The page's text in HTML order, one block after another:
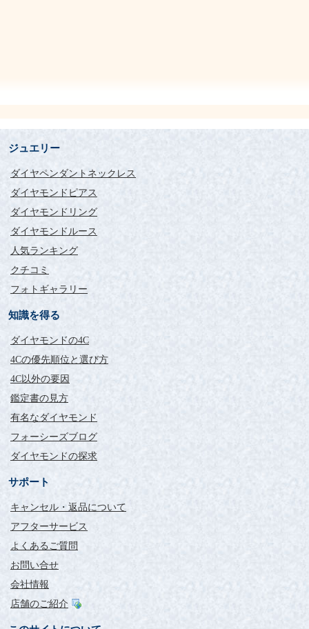
ジュエリー
ダイヤペンダントネックレス
ダイヤモンドピアス
ダイヤモンドリング
ダイヤモンドルース
人気ランキング
クチコミ
フォトギャラリー
知識を得る
ダイヤモンドの4C
4Cの優先順位と選び方
4C以外の要因
鑑定書の見方
有名なダイヤモンド
フォーシーズブログ
ダイヤモンドの探求
サポート
キャンセル・返品について
アフターサービス
よくあるご質問
お問い合せ
会社情報
店舗のご紹介